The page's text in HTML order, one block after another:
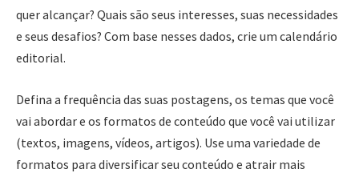
quer alcançar? Quais são seus interesses, suas necessidades
e seus desafios? Com base nesses dados, crie um calendário
editorial.
Defina a frequência das suas postagens, os temas que você
vai abordar e os formatos de conteúdo que você vai utilizar
(textos, imagens, vídeos, artigos). Use uma variedade de
formatos para diversificar seu conteúdo e atrair mais